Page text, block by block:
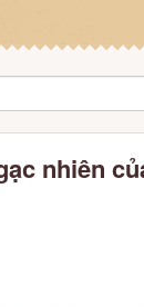
nhiên